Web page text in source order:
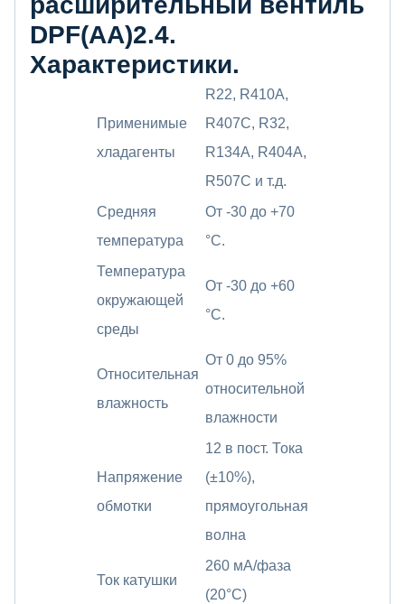
DPF(AA)2.4.
Характеристики.
Применимые
хладагенты
R22, R410A,
R407C, R32,
R134A, R404A,
R507C и т.д.
Средняя
температура
От -30 до +70
°C.
Температура
окружающей
среды
От -30 до +60
°C.
Относительная
влажность
От 0 до 95%
относительной
влажности
Напряжение
обмотки
12 в пост. Тока
(±10%),
прямоугольная
волна
Ток катушки
260 мА/фаза
(20°C)